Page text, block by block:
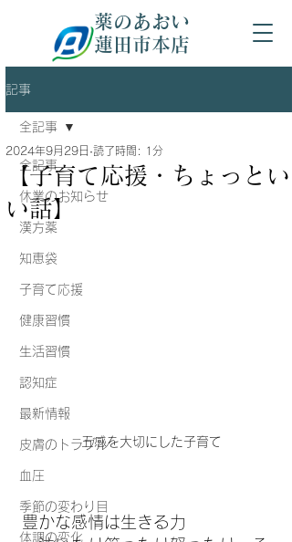
薬のあおい
蓮田市本店
記事
全記事
休業のお知らせ
漢方薬
知恵袋
子育て応援
健康習慣
生活習慣
認知症
最新情報
皮膚のトラブル
血圧
季節の変わり目
体調の変化
全記事
【子育て応援・ちょっとい
い話】
2024年9月29日 読了時間: 1分
五感を大切にした子育て
豊かな感情は生きる力